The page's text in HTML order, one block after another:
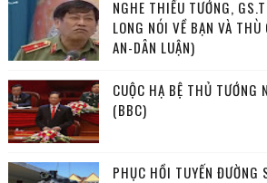
NGHE THIẾU TƯỚNG,
LONG NÓI VỀ BẠN VÀ
AN-DÂN LUẬN)
CUỘC HẠ BỆ THỦ TƯỚNG
(BBC)
PHỤC HỒI TUYẾN ĐƯỜNG